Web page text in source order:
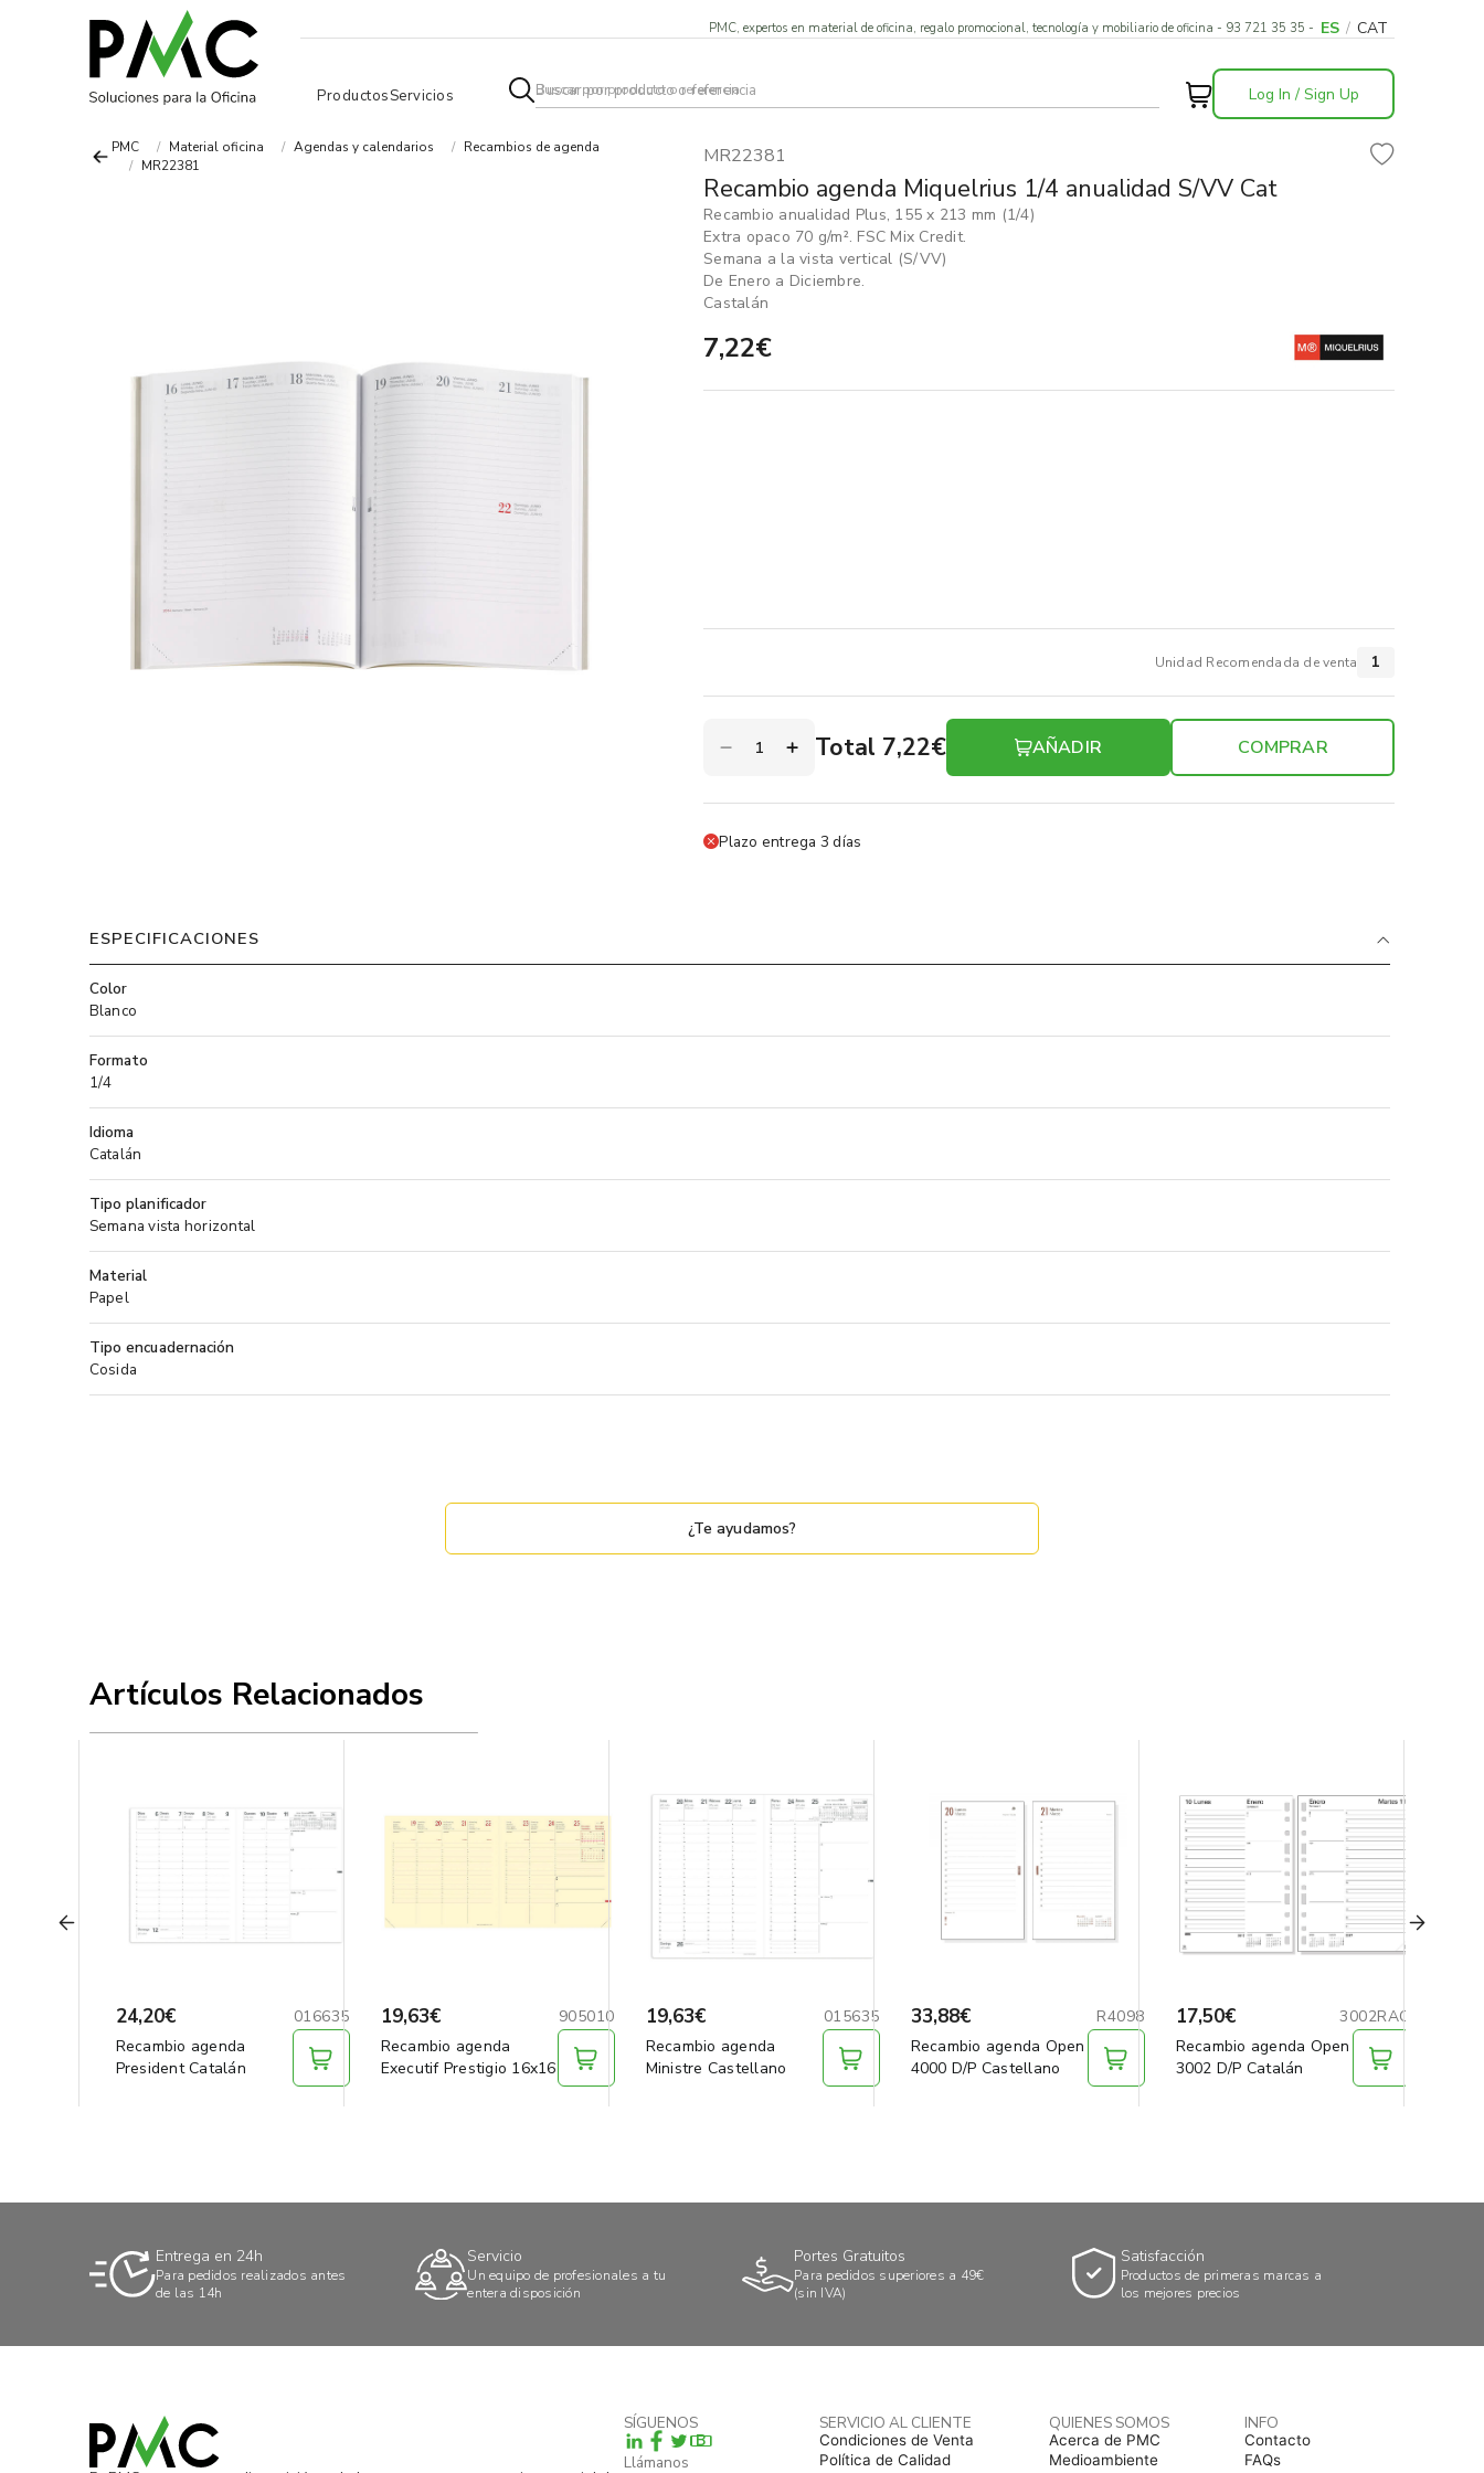
PMC, expertos en material de oficina, regalo promocional, tecnología y mobiliario de oficina - 93 721 35 35 - ES / CAT
ProductosServicios Log In / Sign Up
PMC Material oficina Agendas y calendarios
Recambios de agenda
MR22381
MR22381
Recambio agenda Miquelrius 1/4 anualidad S/VV Cat
Recambio anualidad Plus, 155 x 213 mm (1/4)
Extra opaco 70 g/m². FSC Mix Credit.
Semana a la vista vertical (S/VV)
De Enero a Diciembre.
Castalán
7,22€
Unidad Recomendada de venta 1
Total 7,22€ AÑADIR COMPRAR
Plazo entrega 3 días
ESPECIFICACIONES
Color
Blanco
Formato
1/4
Idioma
Catalán
Tipo planificador
Semana vista horizontal
Material
Papel
Tipo encuadernación
Cosida
¿Te ayudamos?
Artículos Relacionados
24,20€
016635
Recambio agenda
President Catalán
19,63€
905010
Recambio agenda
Executif Prestigio 16x16
19,63€
015635
Recambio agenda
Ministre Castellano
33,88€
R4098
Recambio agenda Open
4000 D/P Castellano
17,50€
3002RAC
Recambio agenda Open
3002 D/P Catalán
Entrega en 24h
Para pedidos realizados antes
de las 14h
Servicio
Un equipo de profesionales a tu
entera disposición
Portes Gratuitos
Para pedidos superiores a 49€
(sin IVA)
Satisfacción
Productos de primeras marcas a
los mejores precios
SÍGUENOS
B
Llámanos
SERVICIO AL CLIENTE
Condiciones de Venta
Política de Calidad
QUIENES SOMOS
Acerca de PMC
Medioambiente
INFO
Contacto
FAQs